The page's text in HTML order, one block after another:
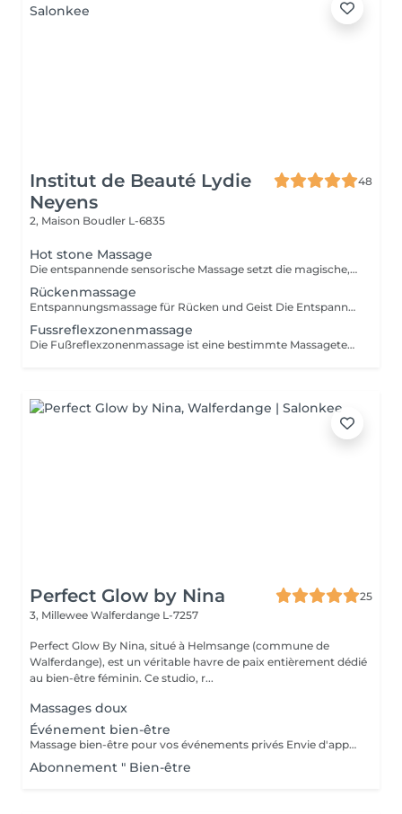
Institut de Beauté Lydie
Neyens
48
2, Maison Boudler L-6835
Hot stone Massage
Die entspannende sensorische Massage setzt die magische, wohltuende Synergie frei, die sich entfaltet, wenn die Hände mit den warmen Steinen zusammenarbeiten. Eine Reise in tiefe mentale und muskuläre Entspannung, die beruhigt und revitalisiert. Das seit langem praktizierte Verfahren weckt unsere Sinne, fördert Vitalität und Wohlbefinden.
Rückenmassage
Entspannungsmassage für Rücken und Geist Die Entspannungsmassage mit ätherischen Ölen spricht, neben dem Lösen von körperlichen Spannungen, durch den angenehmen Duft unseren Geruchssinn an und lässt uns mit Unterstützung von sanfter Entspannungsmusik zur Ruhe finden.
Fussreflexzonenmassage
Die Fußreflexzonenmassage ist eine bestimmte Massagetechnik, bei der man spezielle Bereiche der Fußsohle die sogenannten Fußreflexzonen massiert. Örtlich verbessert dies die Durchblutung des Fußes. Erdung, Wohlbefinden, Lebensqualität: Die Füße - unsere Wurzeln - zeigen wie und wo wir stehen. Ziel der Reflexzonenmassage ist es, den Körper ins Gleichgewicht zu bringen und Selbstheilungskräfte zu mobilisieren. Anwendungsbeispiele: Stress, Erschöpfung, Burnout, Verdauungsprobleme, Kopfschmerzen.
Perfect Glow by Nina
25
3, Millewee Walferdange L-7257
Perfect Glow By Nina, situé à Helmsange (commune de
Walferdange), est un véritable havre de paix entièrement dédié
au bien-être féminin. Ce studio, r...
Massages doux
Événement bien-être
Massage bien-être pour vos événements privés Envie d'apporter une touche de détente et d'originalité à votre événement ? Je propose des séances de massage bien-être lors de vos événements privés, dans une ambiance conviviale et relaxante. Idéal pour : Enterrement de vie de jeune fille (EVJF) Anniversaire Baby shower Journée entre amies Brunch bien-être Soirée privée Événement d'entreprise ou journée bien-être Toute autre occasion spéciale Chaque prestation est adaptée à votre événement et à vos envies, afin d'offrir à vos invités un véritable moment de relaxation. Pour connaître les formules disponibles, les tarifs ou obtenir un devis personnalisé, n'hésitez pas à me contacter.
Abonnement " Bien-être